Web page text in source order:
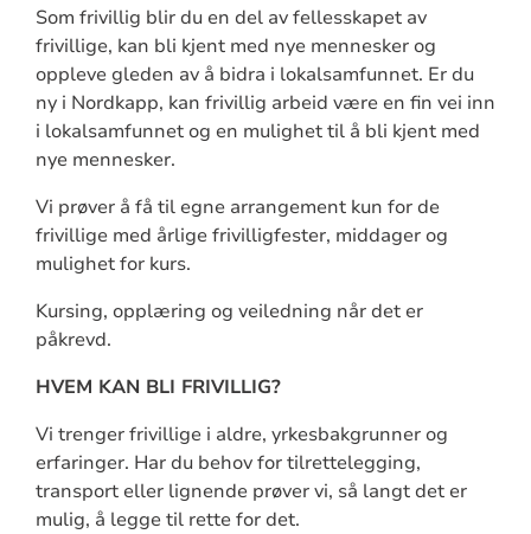
Som frivillig blir du en del av fellesskapet av
frivillige, kan bli kjent med nye mennesker og
oppleve gleden av å bidra i lokalsamfunnet. Er du
ny i Nordkapp, kan frivillig arbeid være en fin vei inn
i lokalsamfunnet og en mulighet til å bli kjent med
nye mennesker.
Vi prøver å få til egne arrangement kun for de
frivillige med årlige frivilligfester, middager og
mulighet for kurs.
Kursing, opplæring og veiledning når det er
påkrevd.
HVEM KAN BLI FRIVILLIG?
Vi trenger frivillige i aldre, yrkesbakgrunner og
erfaringer. Har du behov for tilrettelegging,
transport eller lignende prøver vi, så langt det er
mulig, å legge til rette for det.